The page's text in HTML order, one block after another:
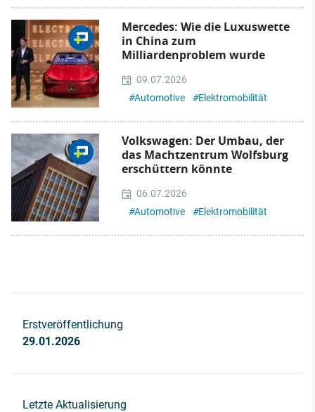
Mercedes: Wie die Luxuswette
in China zum
Milliardenproblem wurde
09.07.2026
#Automotive #Elektromobilität
Volkswagen: Der Umbau, der
das Machtzentrum Wolfsburg
erschüttern könnte
06.07.2026
#Automotive #Elektromobilität
Erstveröffentlichung
29.01.2026
Letzte Aktualisierung